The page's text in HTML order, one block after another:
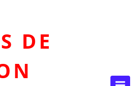
DE